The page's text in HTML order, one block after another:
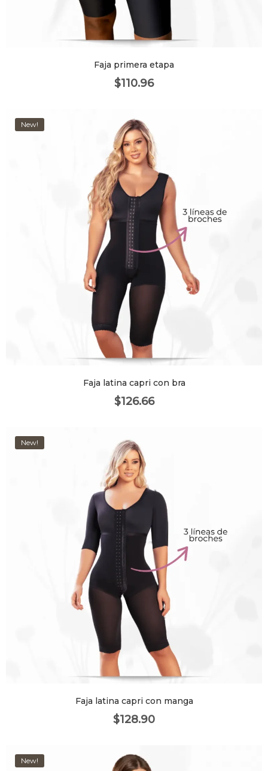
Faja primera etapa
$110.96
New!
Faja latina capri con bra
$126.66
New!
Faja latina capri con manga
$128.90
New!